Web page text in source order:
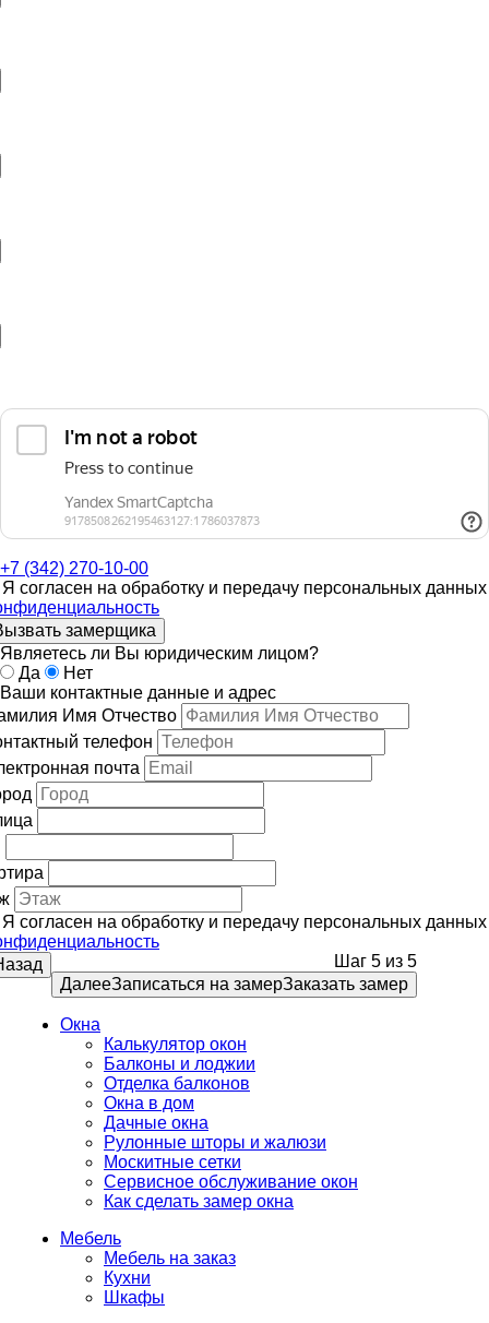
+7 (342) 270-10-00
Я согласен на обработку и передачу персональных данных
замерщика
Являетесь ли Вы юридическим лицом?
Да
Нет
Ваши контактные данные и адрес
Имя Отчество
телефон
почта
Я согласен на обработку и передачу персональных данных
Шаг 5 из 5
ДалееЗаписаться на замерЗаказать замер
Окна
Калькулятор окон
Балконы и лоджии
Отделка балконов
Окна в дом
Дачные окна
Рулонные шторы и жалюзи
Москитные сетки
Сервисное обслуживание окон
Как сделать замер окна
Мебель
Мебель на заказ
Кухни
Шкафы